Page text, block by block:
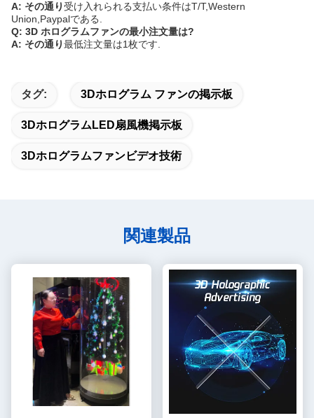
A: その通り受け入れられる支払い条件はT/T,Western
Union,Paypalである.
Q: 3D ホログラムファンの最小注文量は?
A: その通り最低注文量は1枚です.
タグ: 3Dホログラム ファンの掲示板
3DホログラムLED扇風機掲示板
3Dホログラムファンビデオ技術
関連製品